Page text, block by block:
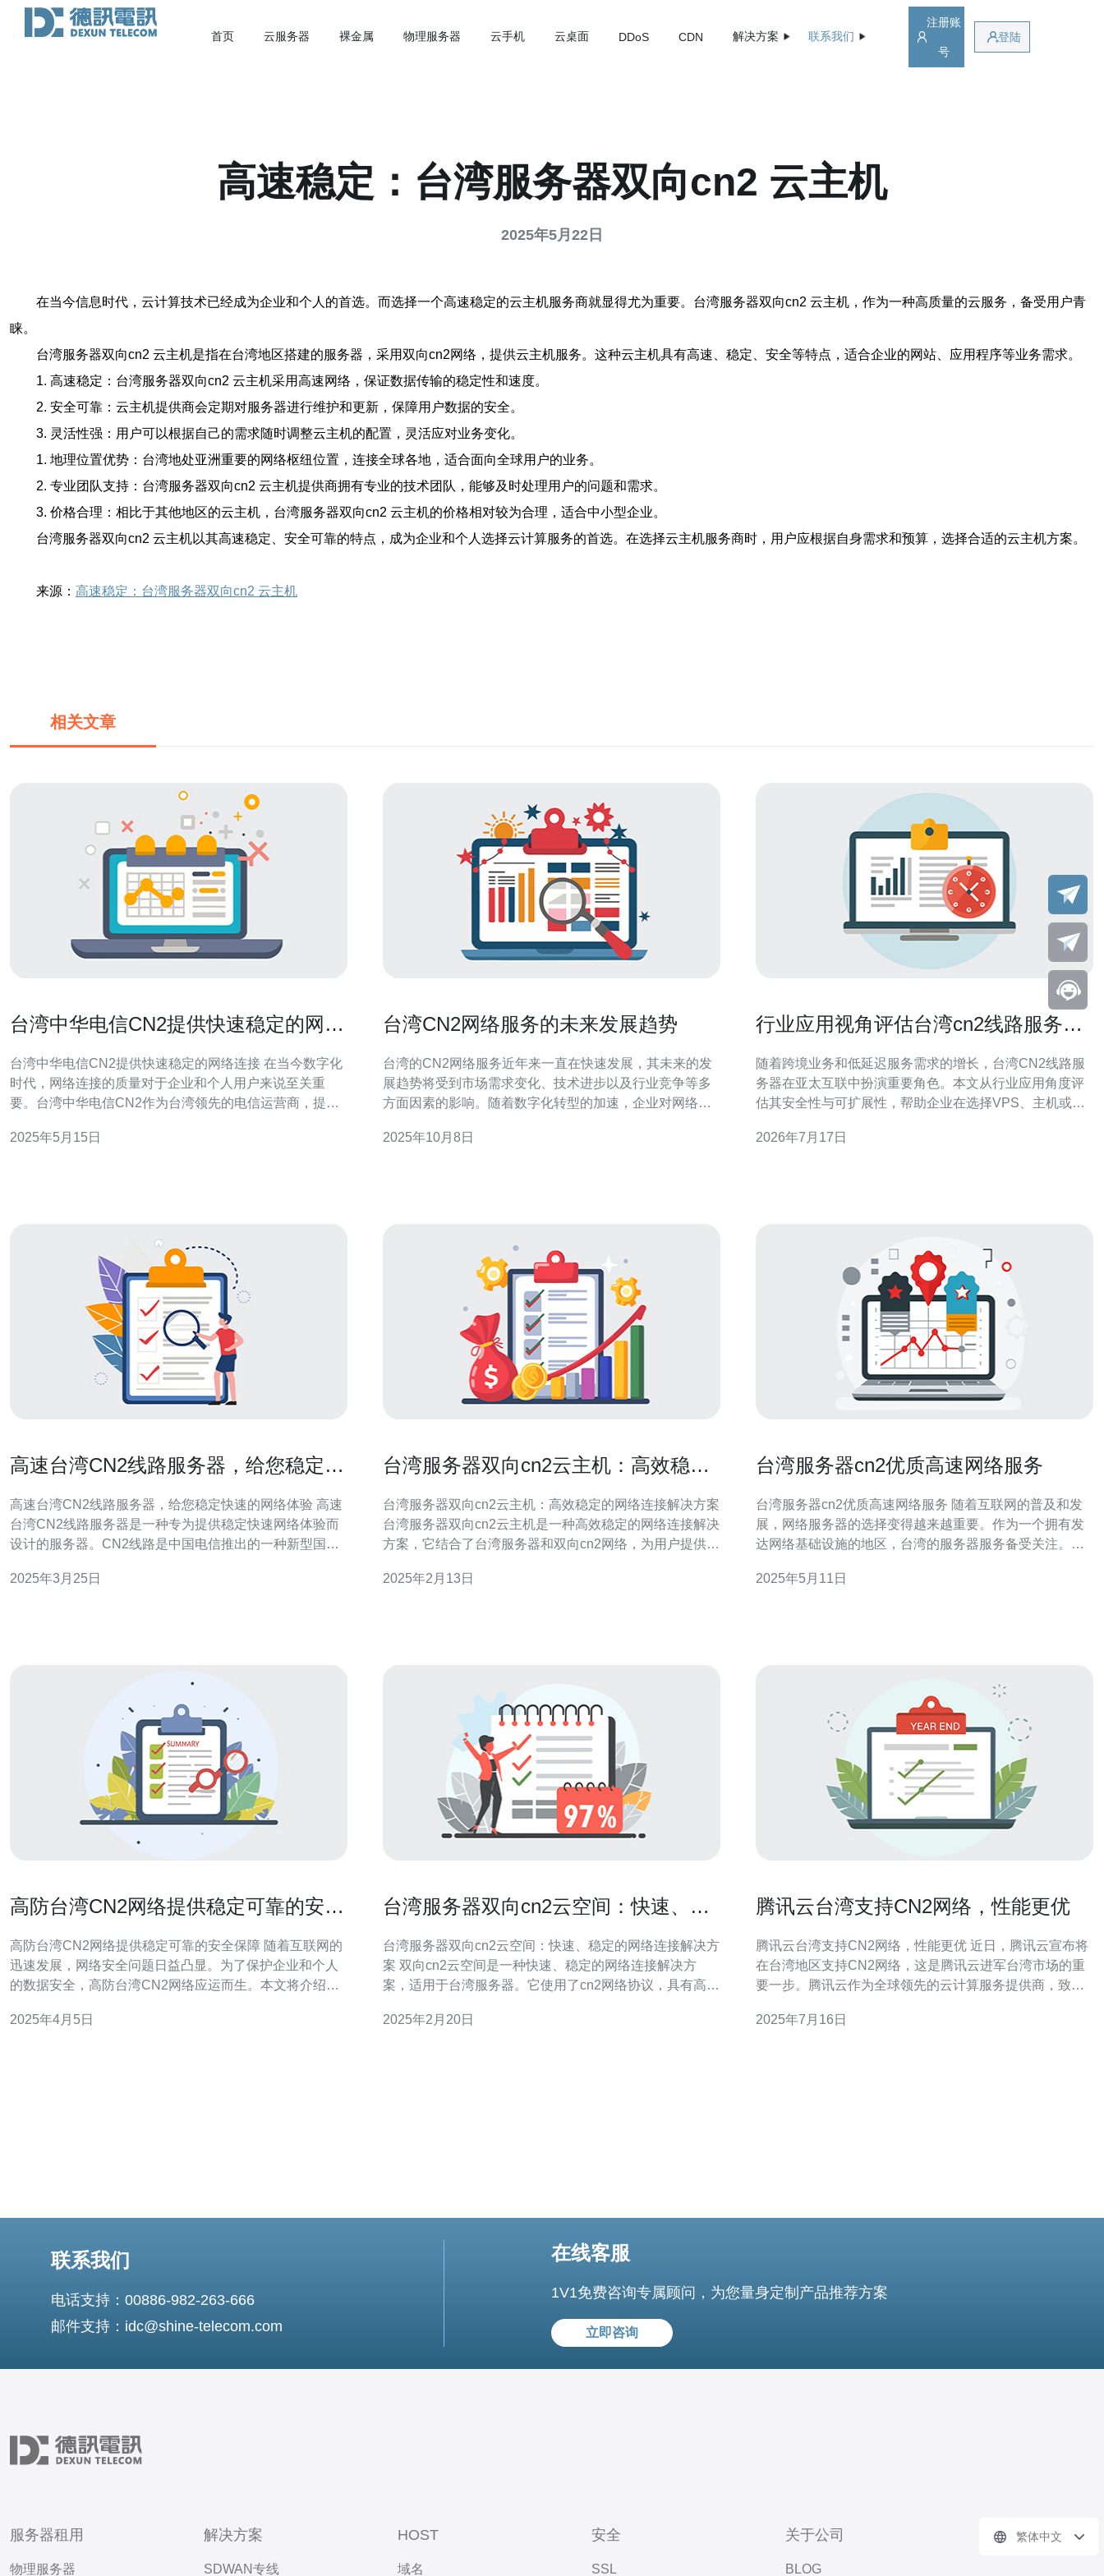
首页 云服务器 裸金属 物理服务器 云手机 云桌面 DDoS CDN 解决方案 联系我们
注册账
号
登陆
高速稳定：台湾服务器双向cn2 云主机
2025年5月22日
在当今信息时代，云计算技术已经成为企业和个人的首选。而选择一个高速稳定的云主机服务商就显得尤为重要。台湾服务器双向cn2 云主机，作为一种高质量的云服务，备受用户青
睐。
台湾服务器双向cn2 云主机是指在台湾地区搭建的服务器，采用双向cn2网络，提供云主机服务。这种云主机具有高速、稳定、安全等特点，适合企业的网站、应用程序等业务需求。
1. 高速稳定：台湾服务器双向cn2 云主机采用高速网络，保证数据传输的稳定性和速度。
2. 安全可靠：云主机提供商会定期对服务器进行维护和更新，保障用户数据的安全。
3. 灵活性强：用户可以根据自己的需求随时调整云主机的配置，灵活应对业务变化。
1. 地理位置优势：台湾地处亚洲重要的网络枢纽位置，连接全球各地，适合面向全球用户的业务。
2. 专业团队支持：台湾服务器双向cn2 云主机提供商拥有专业的技术团队，能够及时处理用户的问题和需求。
3. 价格合理：相比于其他地区的云主机，台湾服务器双向cn2 云主机的价格相对较为合理，适合中小型企业。
台湾服务器双向cn2 云主机以其高速稳定、安全可靠的特点，成为企业和个人选择云计算服务的首选。在选择云主机服务商时，用户应根据自身需求和预算，选择合适的云主机方案。
来源： 高速稳定：台湾服务器双向cn2 云主机
相关文章
台湾中华电信CN2提供快速稳定的网络
台湾中华电信CN2提供快速稳定的网络连接 在当今数字化
时代，网络连接的质量对于企业和个人用户来说至关重
要。台湾中华电信CN2作为台湾领先的电信运营商，提供
华电信CN2通过其先进的网络基础设施，能够为用户提供
2025年5月15日
台湾CN2网络服务的未来发展趋势
台湾的CN2网络服务近年来一直在快速发展，其未来的发
展趋势将受到市场需求变化、技术进步以及行业竞争等多
方面因素的影响。随着数字化转型的加速，企业对网络服
这些需求的挑战与机遇。 未来的台湾CN2网络服务将面临
2025年10月8日
行业应用视角评估台湾cn2线路服务器
随着跨境业务和低延迟服务需求的增长，台湾CN2线路服
务器在亚太互联中扮演重要角色。本文从行业应用角度评
估其安全性与可扩展性，帮助企业在选择VPS、主机或云
干路由、低丢包与稳定时延，适合对实时性有较高要求的
2026年7月17日
高速台湾CN2线路服务器，给您稳定快
高速台湾CN2线路服务器，给您稳定快速的网络体验 高速
台湾CN2线路服务器是一种专为提供稳定快速网络体验而
设计的服务器。CN2线路是中国电信推出的一种新型国际
迟和更高的带宽。通过连接高速台湾CN2线路服务器，您
2025年3月25日
台湾服务器双向cn2云主机：高效稳定
台湾服务器双向cn2云主机：高效稳定的网络连接解决方案
台湾服务器双向cn2云主机是一种高效稳定的网络连接解决
方案，它结合了台湾服务器和双向cn2网络，为用户提供了
的硬件设施和优化的网络架构，能够满足用户对高速、安
2025年2月13日
台湾服务器cn2优质高速网络服务
台湾服务器cn2优质高速网络服务 随着互联网的普及和发
展，网络服务器的选择变得越来越重要。作为一个拥有发
达网络基础设施的地区，台湾的服务器服务备受关注。其
企业和个人用户的选择。 台湾服务器cn2提供优质的服
2025年5月11日
高防台湾CN2网络提供稳定可靠的安全
高防台湾CN2网络提供稳定可靠的安全保障 随着互联网的
迅速发展，网络安全问题日益凸显。为了保护企业和个人
的数据安全，高防台湾CN2网络应运而生。本文将介绍高
安全保障方面的重要性。 高防台湾CN2网络是一种专用网
2025年4月5日
台湾服务器双向cn2云空间：快速、稳
台湾服务器双向cn2云空间：快速、稳定的网络连接解决方
案 双向cn2云空间是一种快速、稳定的网络连接解决方
案，适用于台湾服务器。它使用了cn2网络协议，具有高
务器上实现高效的网络连接。 双向cn2云空间提供了快
2025年2月20日
腾讯云台湾支持CN2网络，性能更优
腾讯云台湾支持CN2网络，性能更优 近日，腾讯云宣布将
在台湾地区支持CN2网络，这是腾讯云进军台湾市场的重
要一步。腾讯云作为全球领先的云计算服务提供商，致力
的一项重要技术创新，相比传统网络，CN2网络具有更高
2025年7月16日
联系我们
电话支持：00886-982-263-666
邮件支持：idc@shine-telecom.com
在线客服
1V1免费咨询专属顾问，为您量身定制产品推荐方案
立即咨询
服务器租用
物理服务器
解决方案
SDWAN专线
HOST
域名
安全
SSL
关于公司
BLOG
繁体中文